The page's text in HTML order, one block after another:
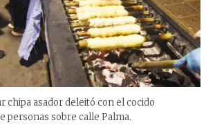
chipa asador deleitó con el cocido
personas sobre calle Palma.